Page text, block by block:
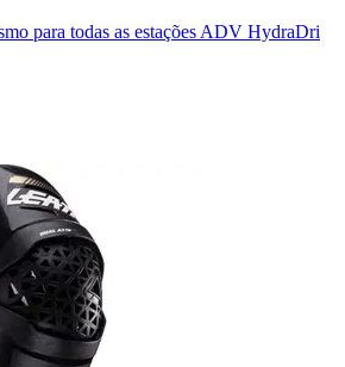
para todas as estações ADV HydraDri